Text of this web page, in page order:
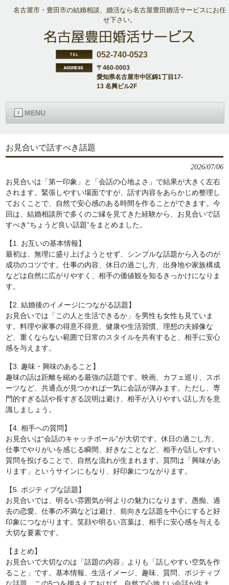
名古屋市・豊田市の結婚相談、婚活なら名古屋豊田婚活サービスにお任
せ下さい。
052-740-0523
〒460-0003
愛知県名古屋市中区錦1丁目17-
13 名興ビル2F
MENU
お見合いで話すべき話題
2026/07/06
お見合いは「第一印象」と「会話の心地よさ」で結果が大きく左右
されます。緊張しやすい場面ですが、話す内容をあらかじめ整理し
ておくことで、自然で安心感のある時間を作ることができます。今
回は、結婚相談所で多くのご縁を見てきた経験から、お見合いで話
すべき“ちょうど良い話題”をまとめました。
【1. お互いの基本情報】
最初は、無理に盛り上げようとせず、シンプルな話題から入るのが
成功のコツです。仕事の内容、休日の過ごし方、出身地や家族構成
などは自然に広がりやすく、相手の価値観を知るきっかけになりま
す。
【2. 結婚後のイメージにつながる話題】
お見合いでは「この人と生活できるか」を男性も女性も見ていま
す。料理や家事の得意不得意、健康や生活習慣、理想の夫婦像な
ど、重くならない範囲で日常のスタイルを共有すると、相手に安心
感を与えます。
【3. 趣味・興味のあること】
趣味の話は距離を縮める最強の話題です。映画、カフェ巡り、スポ
ーツなど、共通点が見つかれば一気に会話が弾みます。ただし、専
門的すぎる話や長すぎる説明は避け、相手が入りやすい話し方を意
識しましょう。
【4. 相手への質問】
お見合いは“会話のキャッチボール”が大切です。休日の過ごし方、
仕事でやりがいを感じる瞬間、好きなことなど、相手が話しやすい
質問を投げることで、自然な流れが生まれます。質問は「興味があ
ります」というサインにもなり、好印象につながります。
【5. ポジティブな話題】
お見合いでは、明るい雰囲気が何よりの魅力になります。愚痴、過
去の恋愛、仕事の不満などは避け、前向きな話題を中心にすると好
印象につながります。笑顔や明るい言葉は、相手に安心感を与える
大切な要素です。
【まとめ】
お見合いで大切なのは「話題の内容」よりも「話しやすい空気を作
ること」です。基本情報、生活イメージ、趣味、質問、ポジティブ